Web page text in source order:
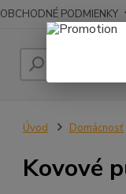
OBCHODNÉ PODMIENKY
Úvod Domácnosť
Kovové